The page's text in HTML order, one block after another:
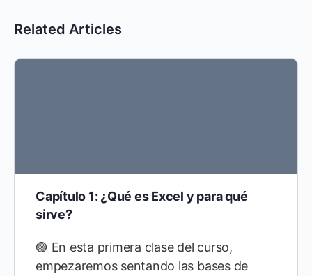
Related Articles
Capítulo 1: ¿Qué es Excel y para qué
sirve?
🟣 En esta primera clase del curso,
empezaremos sentando las bases de